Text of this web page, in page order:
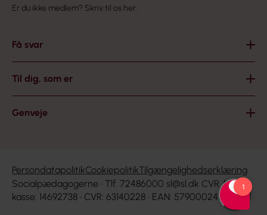
Er du ikke medlem? Skriv til os her.
Få svar
Til dig, som er
Genveje
PersondatapolitikCookiepolitikTilgængelighedserklæring
Socialpædagogerne • Tlf. 72486000 sl@sl.dk CVR A-
kasse: 14692738 • CVR: 63140228 • EAN: 5790002476273